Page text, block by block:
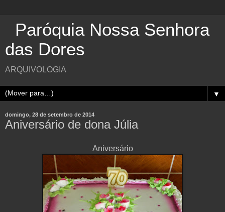
Paróquia Nossa Senhora
das Dores
ARQUIVOLOGIA
▼
domingo, 28 de setembro de 2014
Aniversário de dona Júlia
Aniversário